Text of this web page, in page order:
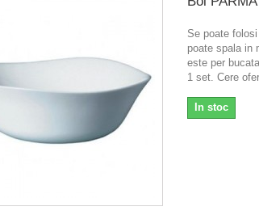
Se poate
poate spala in
este per
1 set. Cere
In stoc